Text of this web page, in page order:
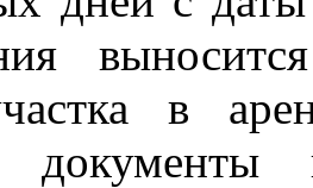
в
документы